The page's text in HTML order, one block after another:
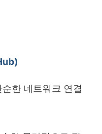
순한 네트워크 연결